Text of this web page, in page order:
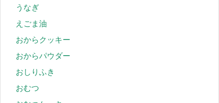
うなぎ
えごま油
おからクッキー
おからパウダー
おしりふき
おむつ